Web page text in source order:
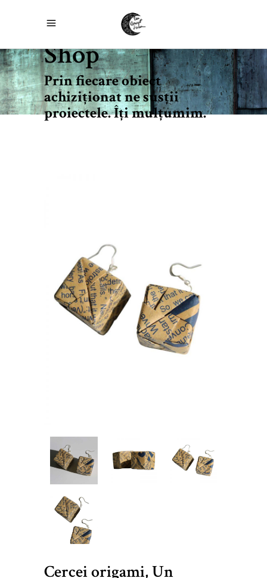
Shop
Prin fiecare obiect
achiziţionat ne susţii
proiectele. Îţi mulţumim.
Cercei origami, Un